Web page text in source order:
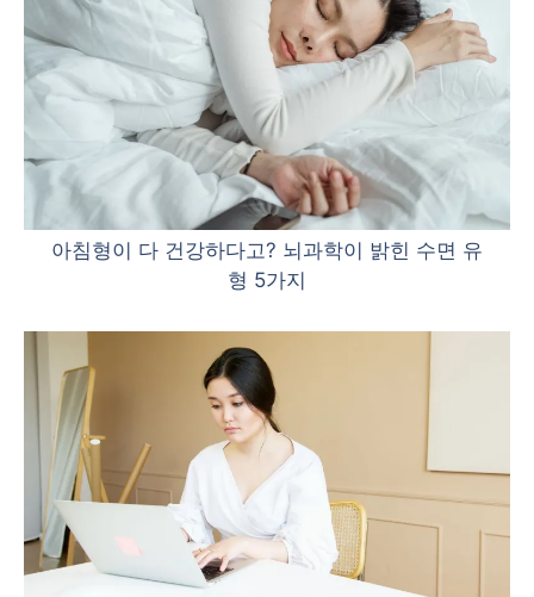
아침형이 다 건강하다고? 뇌과학이 밝힌 수면 유
형 5가지